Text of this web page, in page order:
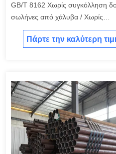
GB/T 8162 Χωρίς συγκόλληση
σωλήνες από χάλυβα / Χωρίς
συγκόλληση σωλήνες από κράμα
χάλυβα που έχουν τραβηχτεί
Πάρτε την καλύτερη